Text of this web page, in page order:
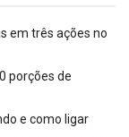
em três ações no
porções de
e como ligar